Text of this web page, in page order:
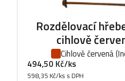
Rozdělovací
cihlově
Cihlově červená
494,50 Kč/ks
598,35 Kč/ks s DPH